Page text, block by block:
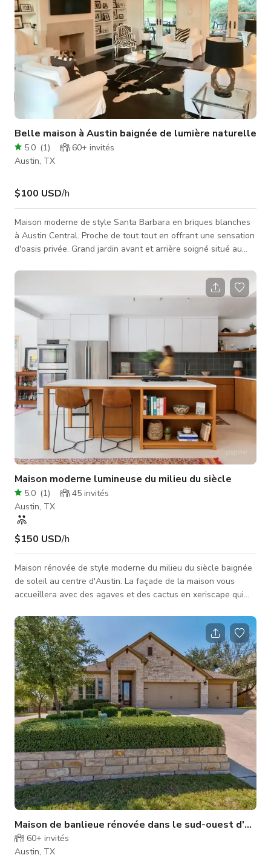
Belle maison à Austin baignée de lumière naturelle
5.0 (1) 60+ invités
Austin, TX
$100 USD/h
Maison moderne de style Santa Barbara en briques blanches
à Austin Central. Proche de tout tout en offrant une sensation
d'oasis privée. Grand jardin avant et arrière soigné situé au
dans toute la maison ainsi que des plafonds de 11' pour
Maison moderne lumineuse du milieu du siècle
5.0 (1) 45 invités
Austin, TX
$150 USD/h
Maison rénovée de style moderne du milieu du siècle baignée
de soleil au centre d'Austin. La façade de la maison vous
accueillera avec des agaves et des cactus en xeriscape qui
la maison, la façade traditionnelle s'ouvre sur un espace
moderne et lumineux - équipé de portes vitrées coulissantes
tout autour et d'une cuisine de chef moderne. Le studio à
l'arrière ravit avec ses hauts plafonds en poutres de bois. *
Note : nous
Maison de banlieue rénovée dans le sud-ouest
60+ invités
Austin, TX